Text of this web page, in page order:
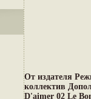
От издателя
коллектив
D'aimer 02 Le